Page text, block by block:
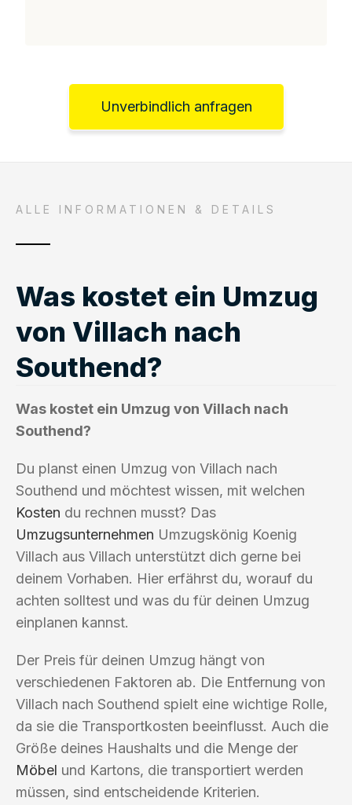
Unverbindlich anfragen
ALLE INFORMATIONEN & DETAILS
Was kostet ein Umzug
von Villach nach
Southend?
Was kostet ein Umzug von Villach nach
Southend?
Du planst einen Umzug von Villach nach
Southend und möchtest wissen, mit welchen
Kosten du rechnen musst? Das
Umzugsunternehmen Umzugskönig Koenig
Villach aus Villach unterstützt dich gerne bei
deinem Vorhaben. Hier erfährst du, worauf du
achten solltest und was du für deinen Umzug
einplanen kannst.
Der Preis für deinen Umzug hängt von
verschiedenen Faktoren ab. Die Entfernung von
Villach nach Southend spielt eine wichtige Rolle,
da sie die Transportkosten beeinflusst. Auch die
Größe deines Haushalts und die Menge der
Möbel und Kartons, die transportiert werden
müssen, sind entscheidende Kriterien.